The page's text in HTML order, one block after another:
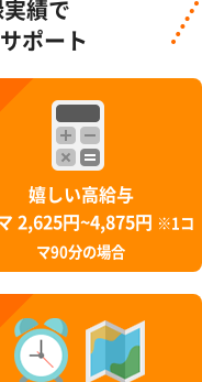
績で
ポート
嬉しい高給与
2,625円~4,875円
※1コ
マ90分の場合